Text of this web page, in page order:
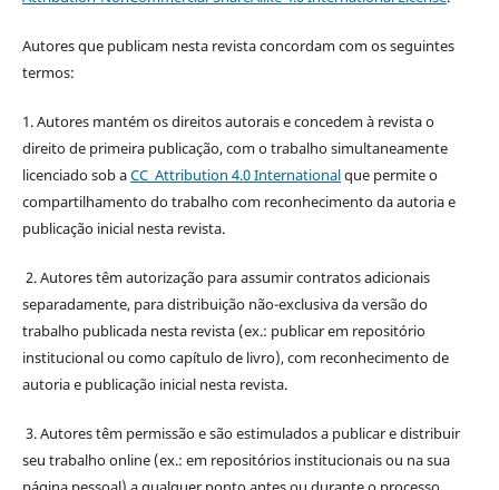
Autores que publicam nesta revista concordam com os seguintes
termos:
1. Autores mantém os direitos autorais e concedem à revista o
direito de primeira publicação, com o trabalho simultaneamente
licenciado sob aCC Attribution 4.0 Internationalque permite o
compartilhamento do trabalho com reconhecimento da autoria e
publicação inicial nesta revista.
2. Autores têm autorização para assumir contratos adicionais
separadamente, para distribuição não-exclusiva da versão do
trabalho publicada nesta revista (ex.: publicar em repositório
institucional ou como capítulo de livro), com reconhecimento de
autoria e publicação inicial nesta revista.
3. Autores têm permissão e são estimulados a publicar e distribuir
seu trabalho online (ex.: em repositórios institucionais ou na sua